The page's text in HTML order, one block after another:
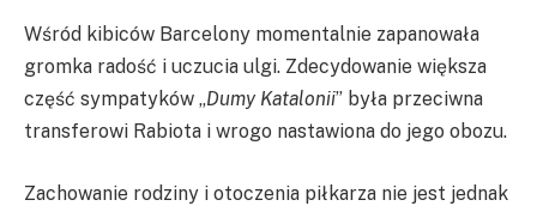
Wśród kibiców Barcelony momentalnie zapanowała
gromka radość i uczucia ulgi. Zdecydowanie większa
część sympatyków „Dumy Katalonii” była przeciwna
transferowi Rabiota i wrogo nastawiona do jego obozu.
Zachowanie rodziny i otoczenia piłkarza nie jest jednak